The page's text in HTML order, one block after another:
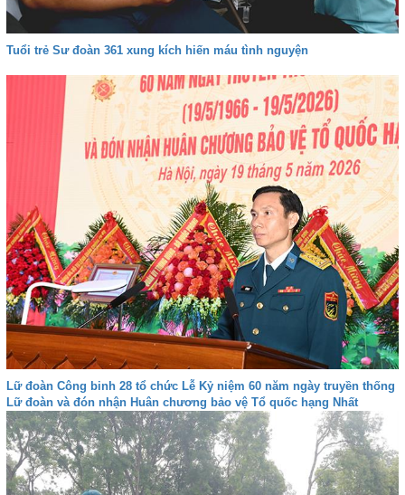
Tuổi trẻ Sư đoàn 361 xung kích hiến máu tình nguyện
Lữ đoàn Công binh 28 tổ chức Lễ Kỷ niệm 60 năm ngày truyền thống
Lữ đoàn và đón nhận Huân chương bảo vệ Tổ quốc hạng Nhất